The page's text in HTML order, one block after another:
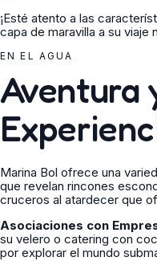
¡Esté atento a las
capa de maravilla a su viaje
EN EL AGUA
Aventura
Marina Bol ofrece una
que revelan rincones
cruceros al atardecer que
Asociaciones con
su velero o catering con
por explorar el mundo